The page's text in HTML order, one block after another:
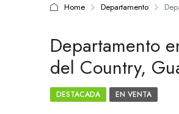
Home Departamento
Departamento
del Country,
DESTACADA EN VENTA